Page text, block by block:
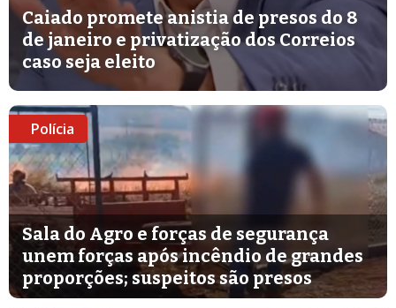
Caiado promete anistia de presos do 8
de janeiro e privatização dos Correios
caso seja eleito
Polícia
Sala do Agro e forças de segurança
unem forças após incêndio de grandes
proporções; suspeitos são presos